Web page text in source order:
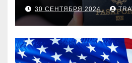
руководство
30 СЕНТЯБРЯ 2024